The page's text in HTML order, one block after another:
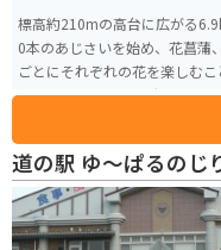
標高約210mの高台に広がる
0本のあじさいを始め、花菖蒲
ごとにそれぞれの花を楽しむ
旬から中旬で、その時期には
イレなどがあります。また、
イメージした高さ15mの展望
望できます。 また、あじさいの開花時期には地元の地場産品販売所が協力し
て売店を営業し、甘乳蘇ソフ
デザート（期間限定品）など
道の駅 ゆ～ぱるのじ